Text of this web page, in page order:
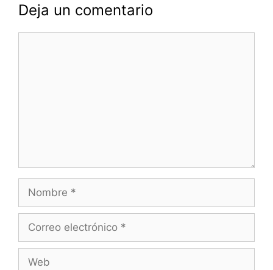
Deja un comentario
electrónico